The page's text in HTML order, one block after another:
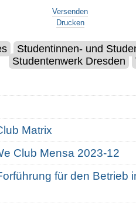
Versenden
Drucken
Studentinnen- und
Studentenwerk Dresden
Matrix
Club Mensa 2023-12
für den Betrieb